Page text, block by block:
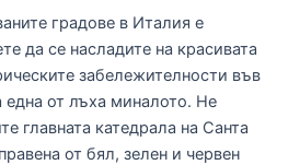
градове в Италия е
да се насладите на красивата
забележителности във
от лъха миналото. Не
главната катедрала на Санта
от бял, зелен и червен